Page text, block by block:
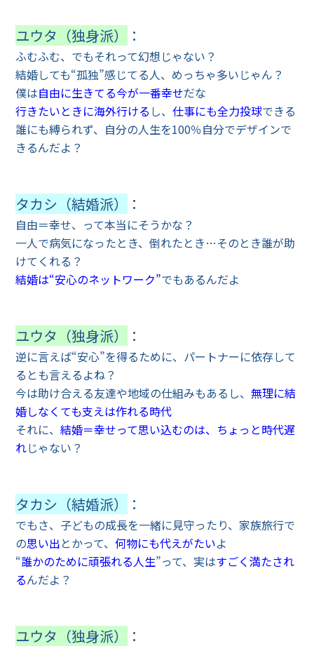
ユウタ（独身派） ：
ふむふむ、でもそれって幻想じゃない？
結婚しても“孤独”感じてる人、めっちゃ多いじゃん？
僕は自由に生きてる今が一番幸せだな
行きたいときに海外行ける し、仕事にも全力投球できる
誰にも縛られず、自分の人生を100％自分でデザインで
きるんだよ？
タカシ（結婚派） ：
自由＝幸せ、って本当にそうかな？
一人で病気になったとき、倒れたとき…そのとき誰が助
けてくれる？
結婚は“安心のネットワーク”でもあるんだよ
ユウタ（独身派） ：
逆に言えば“安心”を得るために、パートナーに依存して
るとも言えるよね？
今は助け合える友達や地域の仕組みもあるし、無理に結
婚しなくても支えは作れる時代
それに、結婚＝幸せって思い込むのは、ちょっと時代遅
れじゃない？
タカシ（結婚派） ：
でもさ、子どもの成長を一緒に見守ったり、家族旅行で
の思い出とかって、何物にも代えがたいよ
“誰かのために頑張れる人生”って、実はすごく満たされ
るんだよ？
ユウタ（独身派） ：